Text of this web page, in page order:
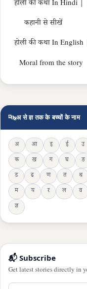
होली की कथा In Hindi
कहानी से सीखें
होली की कथा In
Moral from the story
🔤अ से ज्ञ तक के बच्चों के नाम
अ आ इ ई उ
क
ख ग घ ङ
ड
ढ ण त थ
म
य र ल व
ज्ञ
📬 Subscribe
Get latest stories directly in